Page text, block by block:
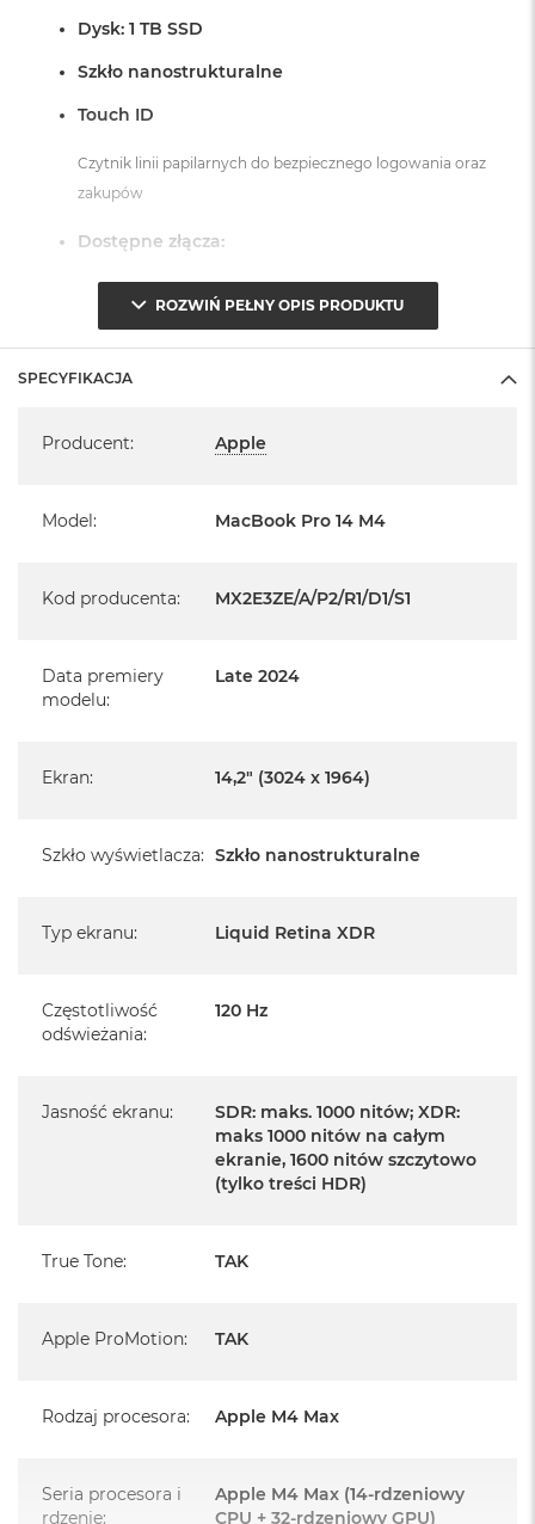
Dysk: 1 TB SSD
Szkło nanostrukturalne
Touch ID
Czytnik linii papilarnych do bezpiecznego logowania oraz
zakupów
Dostępne złącza:
3 x Thunderbolt 5 (USB-C)
1 x Port MagSafe 3
1 x Gniazdo na kartę SDXC
System operacyjny macOS Sequoia
MacBook Pro jest nowy
Realizowaną w każdym autoryzowanym punkcie
Istnieje możliwość przedłużenia gwarancji producenta.
Posiada fabryczne opakowanie
Język polski wybieramy przy pierwszym uruchomieniu
Układ klawiatury:
ROZWIŃ PEŁNY OPIS PRODUKTU
SPECYFIKACJA
Producent: Apple
Model: MacBook Pro 14 M4
Kod producenta: MX2E3ZE/A/P2/R1/D1/S1
Data premiery
modelu:
Late 2024
Ekran: 14,2" (3024 x 1964)
Szkło wyświetlacza: Szkło nanostrukturalne
Typ ekranu: Liquid Retina XDR
Częstotliwość
odświeżania:
120 Hz
Jasność ekranu:
SDR: maks. 1000 nitów; XDR:
maks 1000 nitów na całym
ekranie, 1600 nitów szczytowo
(tylko treści HDR)
True Tone: TAK
Apple ProMotion: TAK
Rodzaj procesora: Apple M4 Max
Seria procesora i
rdzenie:
Apple M4 Max (14-rdzeniowy
CPU + 32-rdzeniowy GPU)